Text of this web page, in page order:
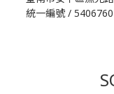
統一編號 /